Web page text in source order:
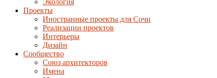
Экология
Проекты
Иностранные проекты для Сочи
Реализации проектов
Интерьеры
Дизайн
Сообщество
Союз архитекторов
Имена